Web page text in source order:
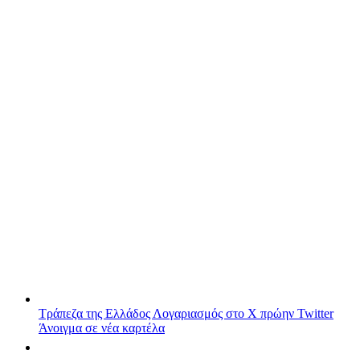
Τράπεζα της Ελλάδος Λογαριασμός στο X πρώην Twitter
Άνοιγμα σε νέα καρτέλα